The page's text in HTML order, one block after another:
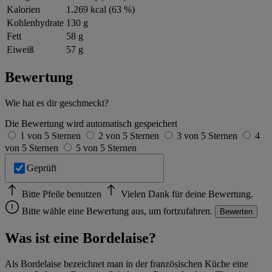
Kalorien
1.269 kcal (63 %)
Kohlenhydrate 130 g
Fett
58 g
Eiweiß
57 g
Bewertung
Wie hat es dir geschmeckt?
Die Bewertung wird automatisch gespeichert
1 von 5 Sternen
2 von 5 Sternen 3 von 5 Sternen
4
von 5 Sternen
5 von 5 Sternen
Geprüft
Bitte Pfeile benutzen
Vielen Dank für deine Bewertung.
Bitte wähle eine Bewertung aus, um fortzufahren.
Bewerten
Was ist eine Bordelaise?
Als Bordelaise bezeichnet man in der französischen Küche eine